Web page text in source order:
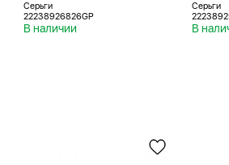
Серьги
22238926826GP
В наличии
Серьги
В